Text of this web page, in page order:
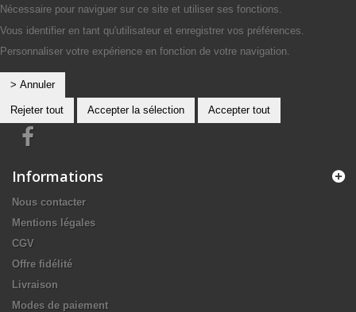
Nécessaire pour naviguer sur ce site et utiliser ses fonctions.
Vous identifier en tant qu'utilisateur et enregistrer vos préférences.
Personnaliser votre expérience en fonction de votre navigation.
> Annuler
Rejeter tout Accepter la sélection Accepter tout
Informations
Nous contacter
Mentions légales
CGV
Offre fidélité
Livraison
Modes de paiement